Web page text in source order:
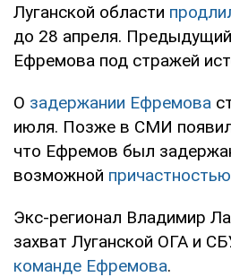
Луганской области
до 28 апреля.
Ефремова под стражей
О задержании Ефремова
июля. Позже в СМИ
что Ефремов был
возможной
Экс-регионал Владимир
захват Луганской ОГА и
команде Ефремова.